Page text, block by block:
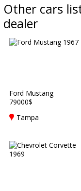
Other cars
dealer
Ford Mustang
79000$
Tampa